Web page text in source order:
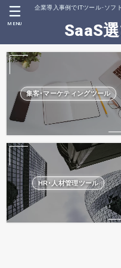
企業導入事例でITツール･ソフ
SaaS
MENU
集客･マーケティングツール
HR･人材管理ツール